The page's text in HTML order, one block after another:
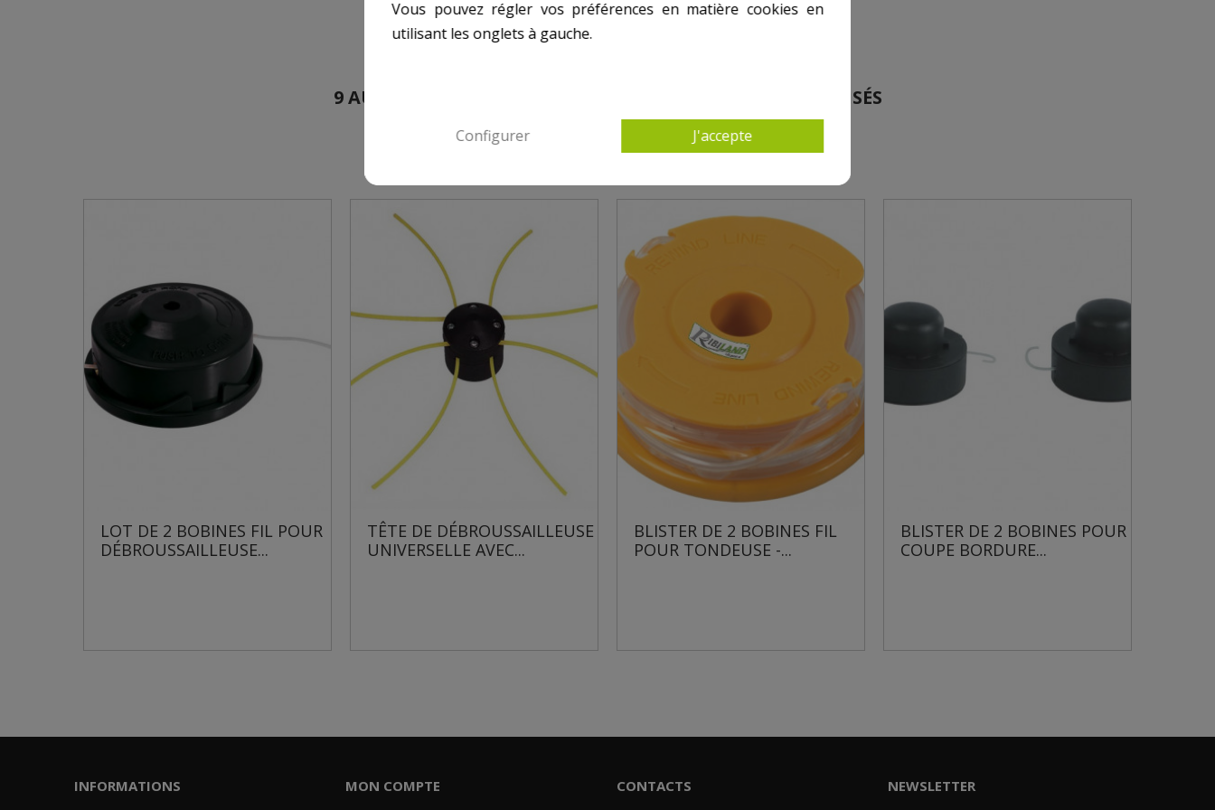
9 AUTRES PRODUITS DANS ACCESSOIRES OUTILS MOTORISÉS
DE 2 BOBINES FIL POUR
TÊTE DE DÉBROUSSAILLEUSE
UNIVERSELLE AVEC...
BLISTER DE 2 BOBINES FIL
POUR TONDEUSE -...
BLISTER DE 2 BOBINES POUR
COUPE BORDURE...
BLISTER DE 2
POUR COUPE...
INFORMATIONS MON COMPTE CONTACTS NEWSLETTER
Vous pouvez régler vos préférences en matière cookies en
utilisant les onglets à gauche.
Configurer J'accepte